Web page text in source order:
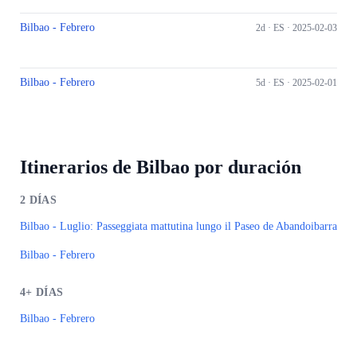
Bilbao - Febrero 2d · ES · 2025-02-03
Bilbao - Febrero 5d · ES · 2025-02-01
Itinerarios de Bilbao por duración
2 DÍAS
Bilbao - Luglio: Passeggiata mattutina lungo il Paseo de Abandoibarra
Bilbao - Febrero
4+ DÍAS
Bilbao - Febrero